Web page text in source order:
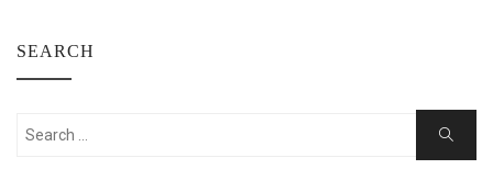
SEARCH
Search
Search